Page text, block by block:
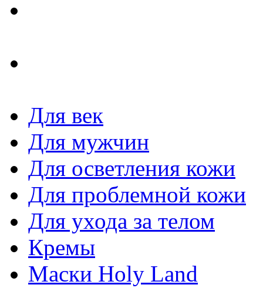
Для век
Для мужчин
Для осветления кожи
Для проблемной кожи
Для ухода за телом
Кремы
Маски Holy Land